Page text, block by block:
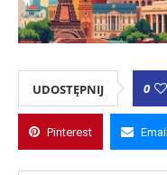
UDOSTĘPNIJ 0
Pinterest Email